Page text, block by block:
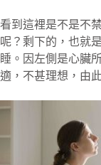
看到這裡是不是不
呢？剩下的，也就
睡。因左側是心臟
適，不甚理想，由